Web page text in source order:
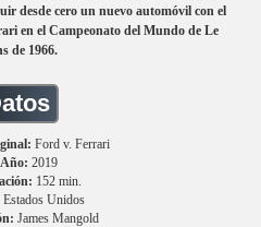
desde cero un nuevo automóvil con el
en el Campeonato del Mundo de Le
de 1966.
Ford v. Ferrari
Año: 2019
152 min.
Estados Unidos
James Mangold